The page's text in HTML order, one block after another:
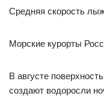
Средняя скорость
Морские курорты
В августе
создают водоросли